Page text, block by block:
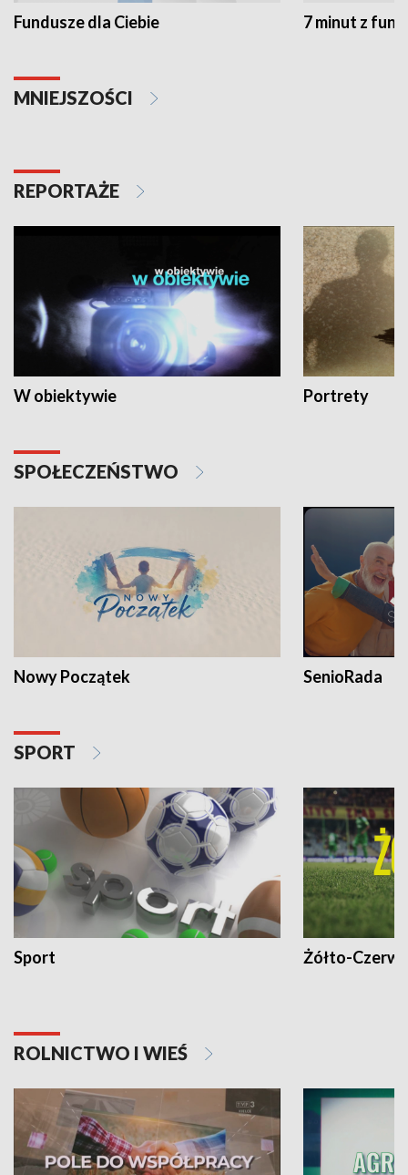
Fundusze dla Ciebie 7 minut z
MNIEJSZOŚCI
REPORTAŻE
W obiektywie Portrety
SPOŁECZEŃSTWO
Nowy Początek SenioRada
SPORT
Sport Żółto-
ROLNICTWO I WIEŚ